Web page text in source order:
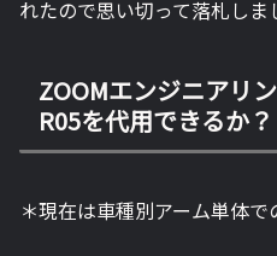
れたので思い切って落札しま
ZOOMエンジニアリ
R05を代用できるか？
＊現在は車種別アーム単体で